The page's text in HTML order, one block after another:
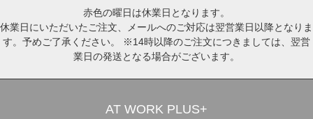
赤色の曜日は休業日となります。
休業日にいただいたご注文、メールへのご対応は翌営業日以降となりま
す。予めご了承ください。 ※14時以降のご注文につきましては、翌営
業日の発送となる場合がございます。
AT WORK PLUS+